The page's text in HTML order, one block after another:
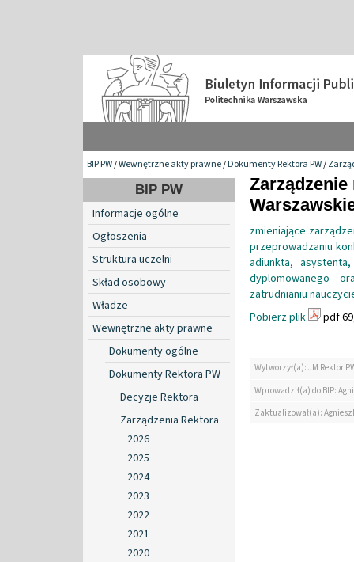
BIP PW/Wewnętrzne akty prawne/Dokumenty Rektora PW/
BIP PW
Informacje ogólne
Ogłoszenia
Struktura uczelni
Skład osobowy
Władze
Wewnętrzne akty prawne
Dokumenty ogólne
Dokumenty Rektora PW
Decyzje Rektora
Zarządzenia Rektora
2026
2025
2024
2023
2022
2021
2020
zmieniające
przeprowadzaniu
adiunkta,
dyplomowanego
zatrudnianiu
Pobierz plik
pdf
Wytworzył(a): JM Rektor
Wprowadził(a) do BIP:
Zaktualizował(a):